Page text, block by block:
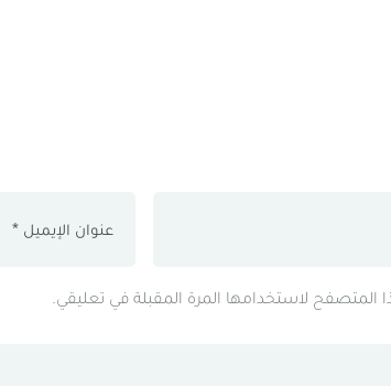
المتصفح لاستخدامها المرة المقبلة في تعليقي.